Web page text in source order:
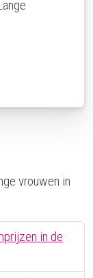
vrouwen in
in de